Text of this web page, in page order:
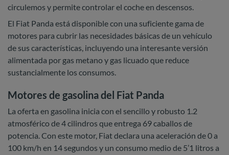
circulemos y permite controlar el coche en descensos.
El Fiat Panda está disponible con una suficiente gama de
motores para cubrir las necesidades básicas de un vehículo
de sus características, incluyendo una interesante versión
alimentada por gas metano y gas licuado que reduce
sustancialmente los consumos.
Motores de gasolina del Fiat Panda
La oferta en gasolina inicia con el sencillo y robusto 1.2
atmosférico de 4 cilindros que entrega 69 caballos de
potencia. Con este motor, Fiat declara una aceleración de 0 a
100 km/h en 14 segundos y un consumo medio de 5’1 litros a